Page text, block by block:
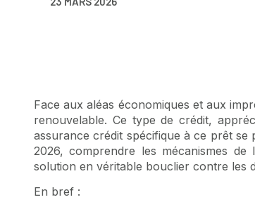
Face aux aléas économiques et aux
renouvelable. Ce type de crédit,
assurance crédit spécifique à ce prêt se
2026, comprendre les mécanismes
solution en véritable bouclier contre les
En bref :